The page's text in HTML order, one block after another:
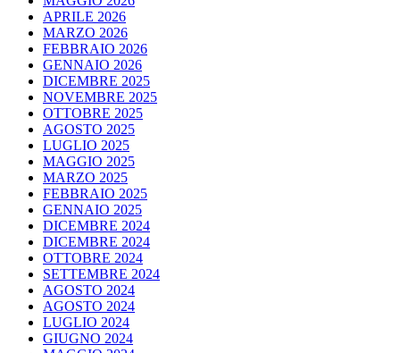
APRILE 2026
MARZO 2026
FEBBRAIO 2026
GENNAIO 2026
DICEMBRE 2025
NOVEMBRE 2025
OTTOBRE 2025
AGOSTO 2025
LUGLIO 2025
MAGGIO 2025
MARZO 2025
FEBBRAIO 2025
GENNAIO 2025
DICEMBRE 2024
DICEMBRE 2024
OTTOBRE 2024
SETTEMBRE 2024
AGOSTO 2024
AGOSTO 2024
LUGLIO 2024
GIUGNO 2024